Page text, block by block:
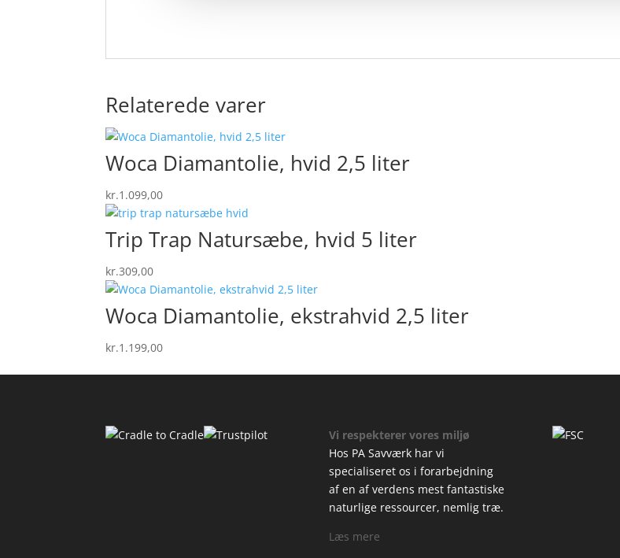
Relaterede varer
Woca Diamantolie, hvid 2,5 liter
kr.1.099,00
Trip Trap Natursæbe, hvid 5 liter
kr.309,00
Woca Diamantolie, ekstrahvid 2,5 liter
kr.1.199,00
Vi respekterer vores miljø
Hos PA Savværk har vi
specialiseret os i forarbejdning
af en af verdens mest fantastiske
naturlige ressourcer, nemlig træ.
Læs mere